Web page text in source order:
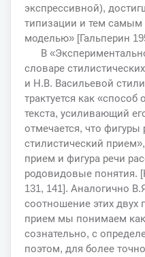
экспрессивной),
типизации и тем самым
моделью» [Гальперин
В
словаре
и Н.В. Васильевой
трактуется как
текста, усиливающий
отмечается, что фигуры
стилистический
прием и фигура речи
родовидовые понятия.
131, 141]. Аналогично
соотношение этих двух
прием мы понимаем
сознательно, с
поэтом, для более